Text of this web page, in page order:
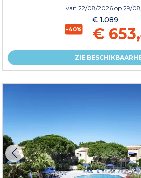
van 22/08/2026 op 29/
-40%
€ 1.089
€
ZIE